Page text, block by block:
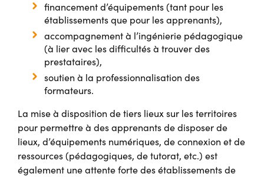
financement d’équipements (tant pour les
établissements que pour les apprenants),
accompagnement à l’ingénierie pédagogique
(à lier avec les difficultés à trouver des
prestataires),
soutien à la professionnalisation des
formateurs.
La mise à disposition de tiers lieux sur les territoires
pour permettre à des apprenants de disposer de
lieux, d’équipements numériques, de connexion et de
ressources (pédagogiques, de tutorat, etc.) est
également une attente forte des établissements de